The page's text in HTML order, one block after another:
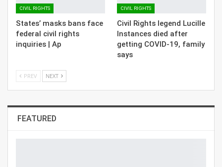
CIVIL RIGHTS
States’ masks bans face
federal civil rights
inquiries | Ap
CIVIL RIGHTS
Civil Rights legend Lucille
Instances died after
getting COVID-19, family
says
PREV NEXT
FEATURED